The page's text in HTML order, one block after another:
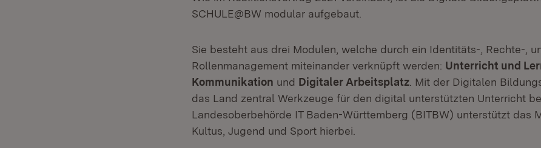
SCHULE@BW modular aufgebaut.
Sie besteht aus drei Modulen, welche durch ein Identitäts-, Rechte-,
Rollenmanagement miteinander verknüpft werden: Unterricht und
Kommunikation und Digitaler Arbeitsplatz . Mit der Digitalen
das Land zentral Werkzeuge für den digital unterstützten Unterricht
Landesoberbehörde IT Baden-Württemberg (BITBW) unterstützt das
Kultus, Jugend und Sport hierbei.